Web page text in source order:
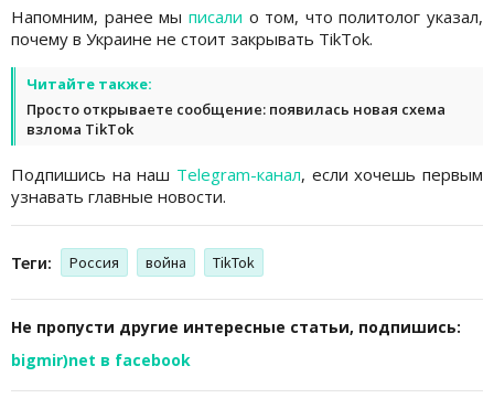
Напомним, ранее мы писали о том, что политолог указал,
почему в Украине не стоит закрывать TikTok.
Читайте также:
Просто открываете сообщение: появилась новая схема
взлома TikTok
Подпишись на наш Telegram-канал, если хочешь первым
узнавать главные новости.
Теги: Россия война TikTok
Не пропусти другие интересные статьи, подпишись:
bigmir)net в facebook